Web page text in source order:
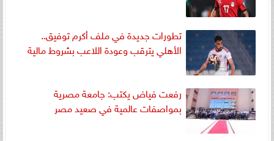
تطورات جديدة في ملف أكرم توفيق..
الأهلي يترقب وعودة اللاعب بشروط مالية
رفعت فياض يكتب: جامعة مصرية
بمواصفات عالمية في صعيد مصر ​